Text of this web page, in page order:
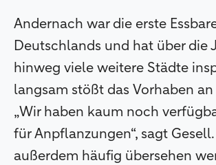
Andernach war die erste
Deutschlands und hat über die
hinweg viele weitere Städte
langsam stößt das Vorhaben an
„Wir haben kaum noch
für Anpflanzungen“, sagt Gesell.
außerdem häufig übersehen